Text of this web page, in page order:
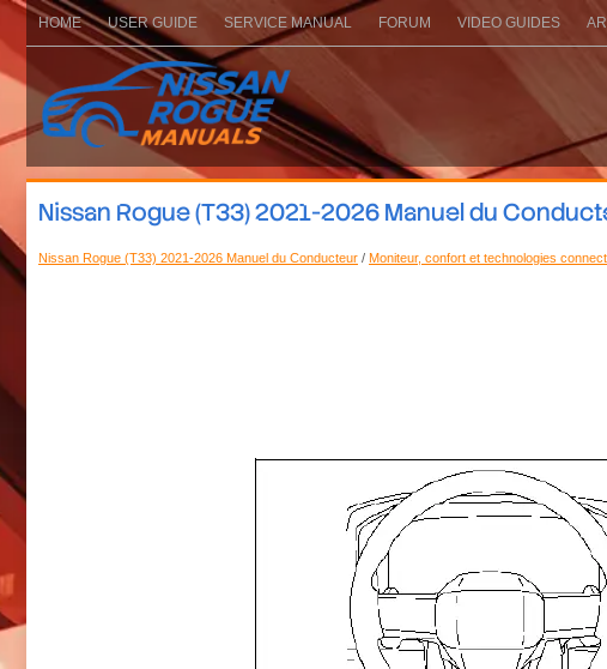
HOME USER GUIDE SERVICE MANUAL FORUM VIDEO GUIDES
Nissan Rogue (T33) 2021-2026 Manuel du
Nissan Rogue (T33) 2021-2026 Manuel du Conducteur / Moniteur, confort et technologies